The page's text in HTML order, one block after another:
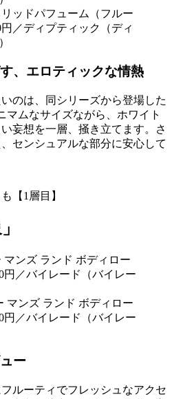
ッドパフューム（フルー
／ディプティック（ディ
、エロティックな情熱
のは、同シリーズから登場した
マムなサイズながら、ホワイト
妄想を一層、掻き立てます。さ
センシュアルな部分に安心して
【1層目】
マンズ ランド ボディロー
円／バイレード（バイレー
ー
ルーティでフレッシュなアクセ